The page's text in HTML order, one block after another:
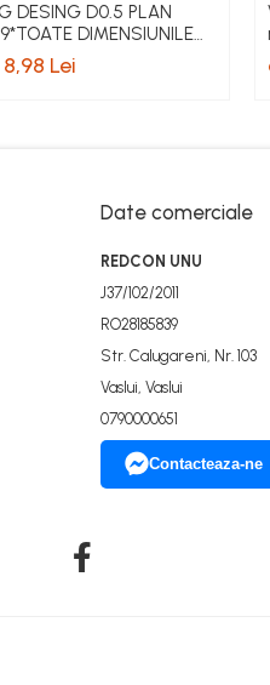
DESING D0.5 PLAN
DIMENSIUNILE
Lei
Date comerciale
REDCON UNU
J37/102/2011
RO28185839
Str. Calugareni, Nr. 103
Vaslui, Vaslui
0790000651
Contacteaza-ne